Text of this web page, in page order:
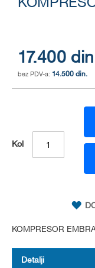
17.400
14.500 din.
Kol
KOMPRESOR
images
gallery
Detalji